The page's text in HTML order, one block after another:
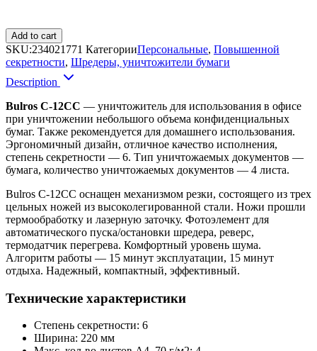
Add to cart
SKU:234021771 КатегорииПерсональные, Повышенной
секретности, Шредеры, уничтожители бумаги
Description
Bulros С-12СС — уничтожитель для использования в офисе
при уничтожении небольшого объема конфиденциальных
бумаг. Также рекомендуется для домашнего использования.
Эргономичный дизайн, отличное качество исполнения,
степень секретности — 6. Тип уничтожаемых документов —
бумага, количество уничтожаемых документов — 4 листа.
Bulros С-12СС оснащен механизмом резки, состоящего из трех
цельных ножей из высоколегированной стали. Ножи прошли
термообработку и лазерную заточку. Фотоэлемент для
автоматического пуска/остановки шредера, реверс,
термодатчик перегрева. Комфортный уровень шума.
Алгоритм работы — 15 минут эксплуатации, 15 минут
отдыха. Надежный, компактный, эффективный.
Технические характеристики
Степень секретности: 6
Ширина: 220 мм